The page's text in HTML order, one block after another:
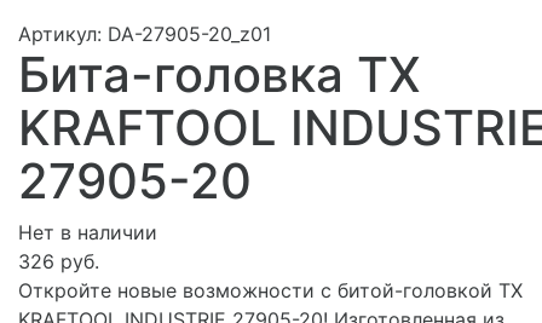
Артикул: DA-27905-20_z01
Бита-головка TX
KRAFTOOL
27905-20
Нет в наличии
326 руб.
Откройте новые возможности с битой-головкой TX